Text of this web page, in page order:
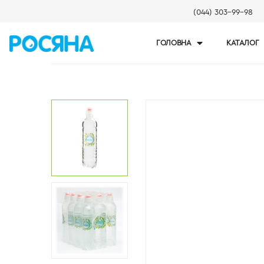
(044) 303-99-98
ГОЛОВНА КАТАЛОГ